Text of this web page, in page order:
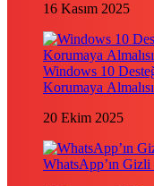
16 Kasım 2025
Windows 10
Korumaya
20 Ekim 2025
WhatsApp’ın